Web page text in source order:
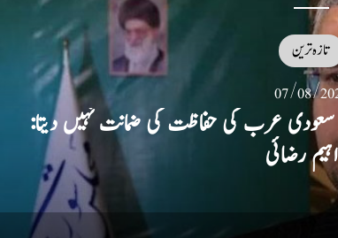
تازہ ترین
07/08/
پر پاک، ترک سعودی دفاعی معاہدہ طے